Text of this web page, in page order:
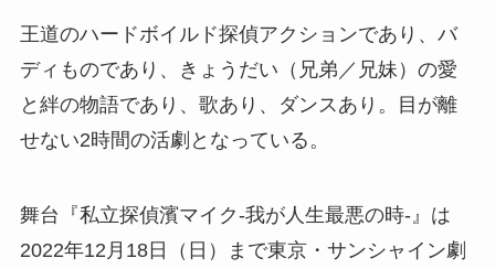
王道のハードボイルド探偵アクションであり、バ
ディものであり、きょうだい（兄弟／兄妹）の愛
と絆の物語であり、歌あり、ダンスあり。目が離
せない2時間の活劇となっている。
舞台『私立探偵濱マイク-我が人生最悪の時-』は
2022年12月18日（日）まで東京・サンシャイン劇